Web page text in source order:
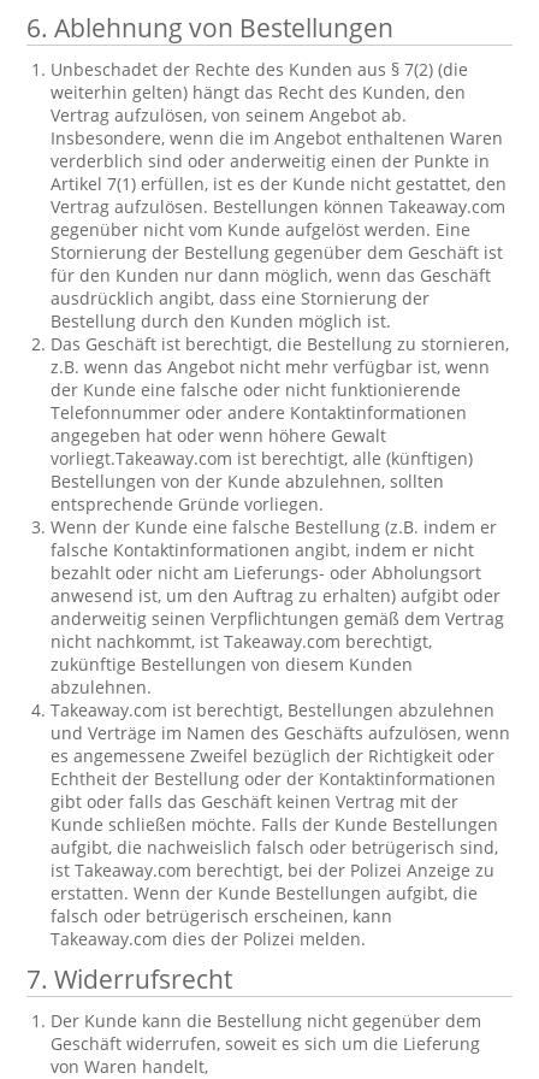
6. Ablehnung von Bestellungen
Unbeschadet der Rechte des Kunden aus § 7(2) (die
weiterhin gelten) hängt das Recht des Kunden, den
Vertrag aufzulösen, von seinem Angebot ab.
Insbesondere, wenn die im Angebot enthaltenen Waren
verderblich sind oder anderweitig einen der Punkte in
Artikel 7(1) erfüllen, ist es der Kunde nicht gestattet, den
Vertrag aufzulösen. Bestellungen können Takeaway.com
gegenüber nicht vom Kunde aufgelöst werden. Eine
Stornierung der Bestellung gegenüber dem Geschäft ist
für den Kunden nur dann möglich, wenn das Geschäft
ausdrücklich angibt, dass eine Stornierung der
Bestellung durch den Kunden möglich ist.
Das Geschäft ist berechtigt, die Bestellung zu stornieren,
z.B. wenn das Angebot nicht mehr verfügbar ist, wenn
der Kunde eine falsche oder nicht funktionierende
Telefonnummer oder andere Kontaktinformationen
angegeben hat oder wenn höhere Gewalt
vorliegt.Takeaway.com ist berechtigt, alle (künftigen)
Bestellungen von der Kunde abzulehnen, sollten
entsprechende Gründe vorliegen.
Wenn der Kunde eine falsche Bestellung (z.B. indem er
falsche Kontaktinformationen angibt, indem er nicht
bezahlt oder nicht am Lieferungs- oder Abholungsort
anwesend ist, um den Auftrag zu erhalten) aufgibt oder
anderweitig seinen Verpflichtungen gemäß dem Vertrag
nicht nachkommt, ist Takeaway.com berechtigt,
zukünftige Bestellungen von diesem Kunden
abzulehnen.
Takeaway.com ist berechtigt, Bestellungen abzulehnen
und Verträge im Namen des Geschäfts aufzulösen, wenn
es angemessene Zweifel bezüglich der Richtigkeit oder
Echtheit der Bestellung oder der Kontaktinformationen
gibt oder falls das Geschäft keinen Vertrag mit der
Kunde schließen möchte. Falls der Kunde Bestellungen
aufgibt, die nachweislich falsch oder betrügerisch sind,
ist Takeaway.com berechtigt, bei der Polizei Anzeige zu
erstatten. Wenn der Kunde Bestellungen aufgibt, die
falsch oder betrügerisch erscheinen, kann
Takeaway.com dies der Polizei melden.
7. Widerrufsrecht
Der Kunde kann die Bestellung nicht gegenüber dem
Geschäft widerrufen, soweit es sich um die Lieferung
von Waren handelt,